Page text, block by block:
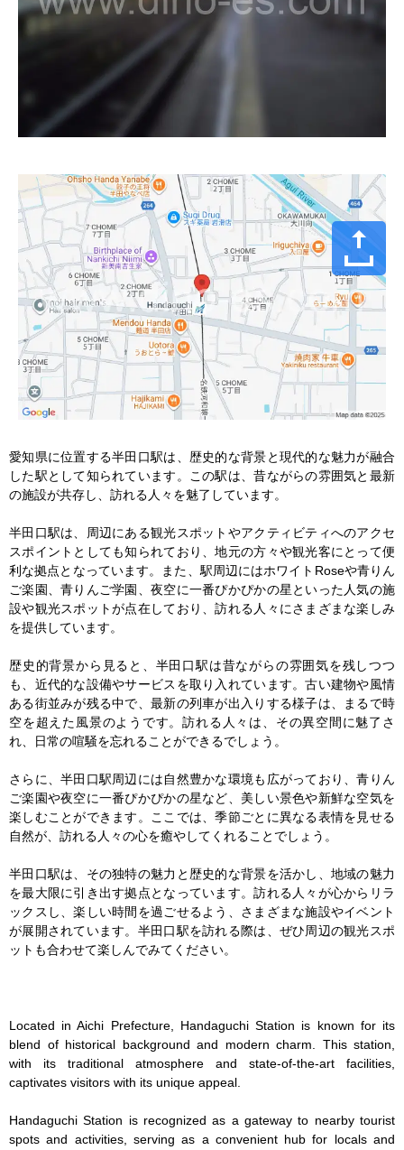
愛知県に位置する半田口駅は、歴史的な背景と現代的な魅力が融合
した駅として知られています。この駅は、昔ながらの雰囲気と最新
の施設が共存し、訪れる人々を魅了しています。
半田口駅は、周辺にある観光スポットやアクティビティへのアクセ
スポイントとしても知られており、地元の方々や観光客にとって便
利な拠点となっています。また、駅周辺にはホワイトRoseや青りん
ご楽園、青りんご学園、夜空に一番ぴかぴかの星といった人気の施
設や観光スポットが点在しており、訪れる人々にさまざまな楽しみ
を提供しています。
歴史的背景から見ると、半田口駅は昔ながらの雰囲気を残しつつ
も、近代的な設備やサービスを取り入れています。古い建物や風情
ある街並みが残る中で、最新の列車が出入りする様子は、まるで時
空を超えた風景のようです。訪れる人々は、その異空間に魅了さ
れ、日常の喧騒を忘れることができるでしょう。
さらに、半田口駅周辺には自然豊かな環境も広がっており、青りん
ご楽園や夜空に一番ぴかぴかの星など、美しい景色や新鮮な空気を
楽しむことができます。ここでは、季節ごとに異なる表情を見せる
自然が、訪れる人々の心を癒やしてくれることでしょう。
半田口駅は、その独特の魅力と歴史的な背景を活かし、地域の魅力
を最大限に引き出す拠点となっています。訪れる人々が心からリラ
ックスし、楽しい時間を過ごせるよう、さまざまな施設やイベント
が展開されています。半田口駅を訪れる際は、ぜひ周辺の観光スポ
ットも合わせて楽しんでみてください。
Located in Aichi Prefecture, Handaguchi Station is known for its
blend of historical background and modern charm. This station,
with its traditional atmosphere and state-of-the-art facilities,
captivates visitors with its unique appeal.
Handaguchi Station is recognized as a gateway to nearby tourist
spots and activities, serving as a convenient hub for locals and